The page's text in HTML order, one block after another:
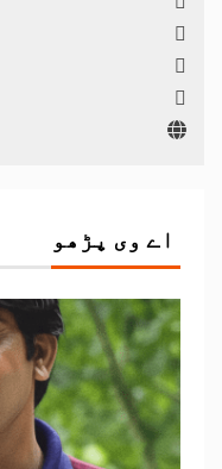
اے وی پڑھو